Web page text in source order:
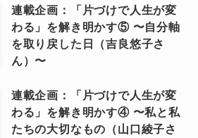
連載企画：「片づけで人生が変
わる」を解き明かす⑤ 〜自分軸
を取り戻した日（吉良悠子さ
ん）〜
連載企画：「片づけで人生が変
わる」を解き明かす④ 〜私と私
たちの大切なもの（山口綾子さ